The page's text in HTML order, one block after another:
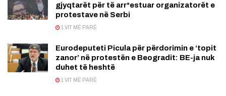
gjyqtarët për të arr*estuar organizatorët e
protestave në Serbi
1 VIT MË PARË
Eurodeputeti Picula për përdorimin e ‘topit
zanor’ në protestën e Beogradit: BE-ja nuk
duhet të heshtë
1 VIT MË PARË